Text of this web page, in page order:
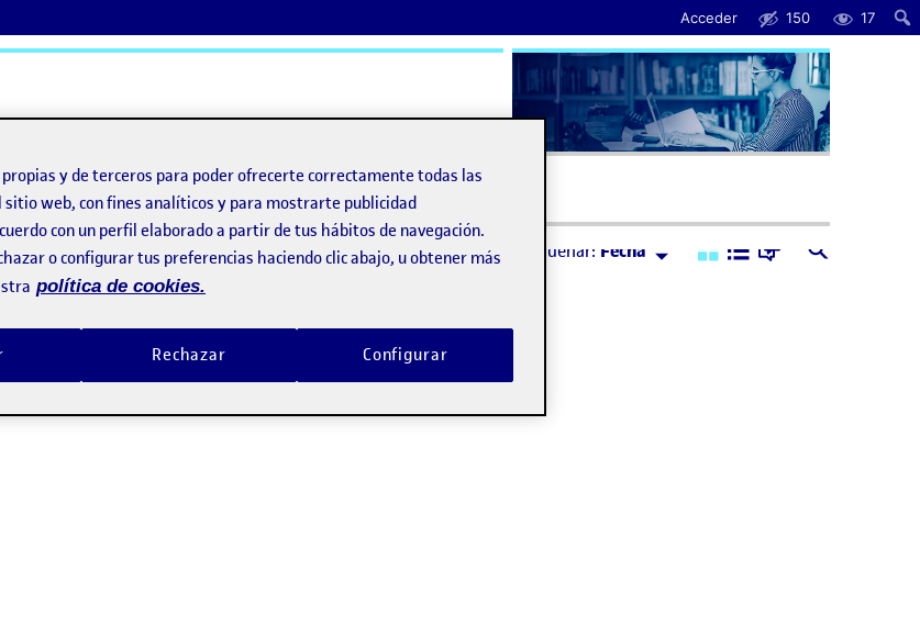
Acceder 150 17
Ayuda
Ordenar: Fecha
propias y de terceros para poder ofrecerte correctamente todas las
sitio web, con fines analíticos y para mostrarte publicidad
con un perfil elaborado a partir de tus hábitos de navegación.
o configurar tus preferencias haciendo clic abajo, u obtener más
política de cookies.
Rechazar Configurar